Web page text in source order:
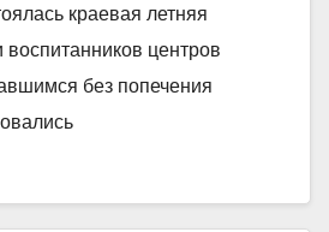
краевая летняя
центров
без попечения